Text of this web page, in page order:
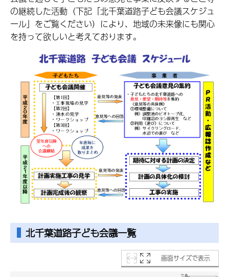
の継続した活動（下記「北千葉道路子ども会議スケジュ
ール」をご覧ください）により、地域の未来像にも関心
を持って欲しいと考えております。
北千葉道路子ども会議一覧
画面サイズで表示